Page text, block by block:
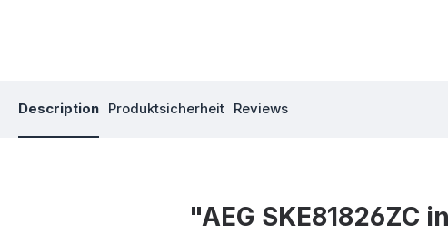
Description Produktsicherheit Reviews
"AEG SKE81826ZC